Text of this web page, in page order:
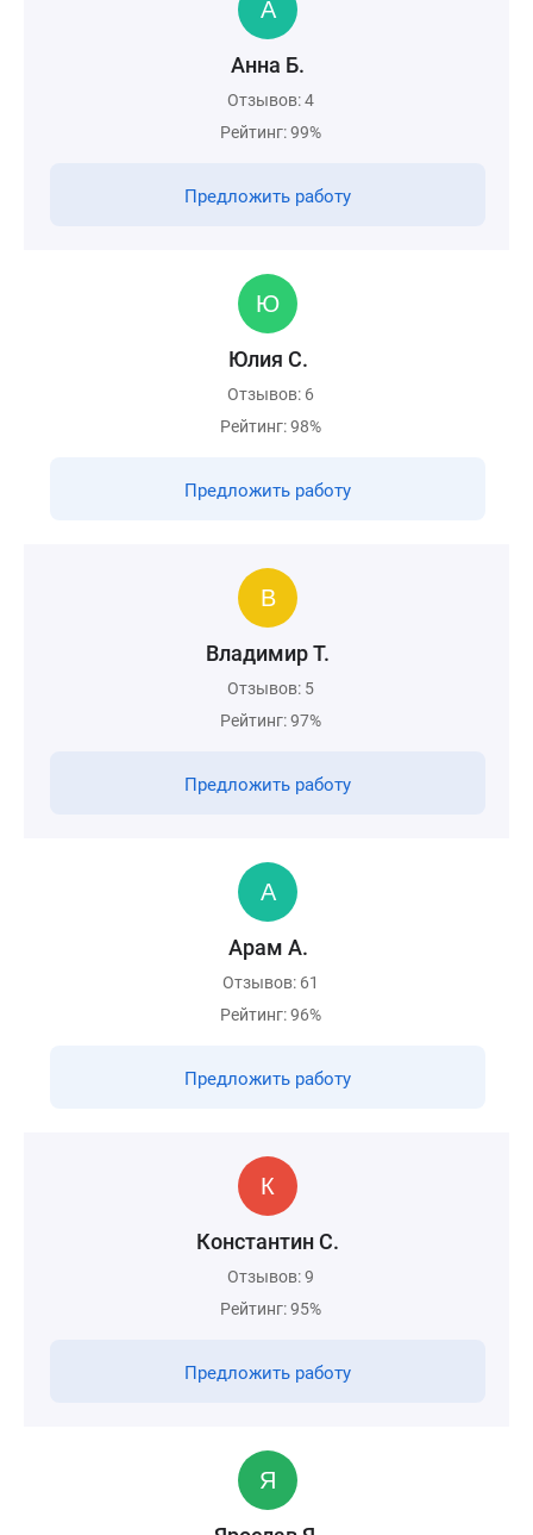
Анна Б.
Отзывов: 4
Рейтинг: 99%
Предложить работу
Юлия С.
Отзывов: 6
Рейтинг: 98%
Предложить работу
Владимир Т.
Отзывов: 5
Рейтинг: 97%
Предложить работу
Арам А.
Отзывов: 61
Рейтинг: 96%
Предложить работу
Константин С.
Отзывов: 9
Рейтинг: 95%
Предложить работу